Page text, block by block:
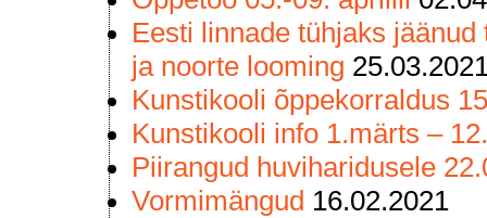
Eesti linnade tühjaks
ja noorte looming
Kunstikooli õppekorraldus
Kunstikooli info 1.märts –
Piirangud huviharidusele
Vormimängud 16.02.2021